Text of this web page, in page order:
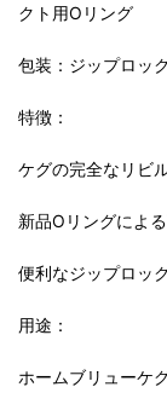
クト用Oリング
包装：ジップロッ
特徴：
ケグの完全なリビ
新品Oリングによ
便利なジップロッ
用途：
ホームブリューケ